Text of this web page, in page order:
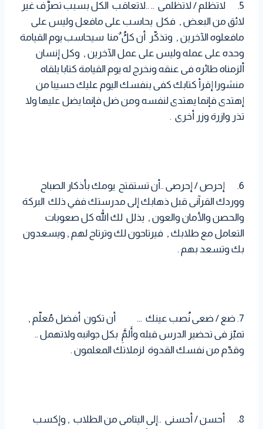
5. لاتظلم / لاتظلمى .. ..لاتعاقب الكل بسبب تصرُّف غير
لائق من البعض , فكل يحاسب على مافعل وليس على
مافعلوه الآخرين , وتذكّر أن كلُُ ٌمنا سيحاسب يوم القيامة
وحده على عمله وليس على عمل الآخرين , وكل إنسان
ألزمناه طائره فى عنقه ونخرج له يوم القيامة كتابا يلقاه
منشورا إقرأ كتابك كفى بنفسك اليوم عليك حسيبا من
إهتدى فإنما يهتدى لنفسه ومن ضل فإنما يضل عليها ولا
تذر وازرة وزر أخرى .
6. إحرص / إحرصى ..أن تستفتح يومك بأذكار الصباح
ووردك القرآنى قبل ذهابك إلى مدرستك ففي ذلك البركة
والحصن والأمان والعون , يذلل لك الله كل صعوبات
التعامل مع طلابك , فيرتاحون لك وترتاح لهم , ويسعدون
بك وتسعد بهم .
7. ضع / ضعى نُصب عينك … أن تكون أفضل مُعلّم ,
تميّز فى تحضير الدرس قبله وأَلمَِّ بكل جوانبه ولاتهمل ..
وقدّم من نفسك القدوة لزملاتك المعلمون .
8. أحسن / أحسنى ..إلى اليتامى من الطلاب , وإكسب